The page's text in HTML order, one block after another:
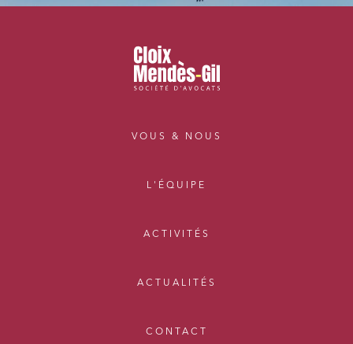
VOUS & NOUS
L'ÉQUIPE
ACTIVITÉS
ACTUALITÉS
CONTACT